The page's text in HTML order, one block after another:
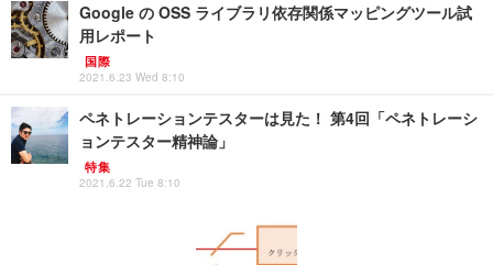
Google の OSS ライブラリ依存関係マッピングツール試
用レポート
国際
2021.6.23 Wed 8:10
ペネトレーションテスターは見た！ 第4回「ペネトレーシ
ョンテスター精神論」
特集
2021.6.22 Tue 8:10